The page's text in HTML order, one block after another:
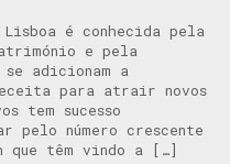
é conhecida pela
e pela
se adicionam a
para atrair novos
tem sucesso
pelo número crescente
que têm vindo a […]